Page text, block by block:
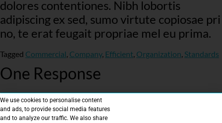
dolores contentiones. Nibh lobortis
adipiscing ex sed, sumo virtute copiosae pri
no, te erat feugait propriae mel eu prima.
Tagged Commercial Company, Efficient Organization Standards
One Response
adminsays:
We use cookies to personalise content
and ads, to provide social media features
and to analyze our traffic. We also share